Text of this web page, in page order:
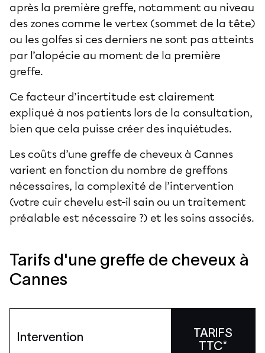
après la première greffe, notamment au niveau
des zones comme le vertex (sommet de la tête)
ou les golfes si ces derniers ne sont pas atteints
par l’alopécie au moment de la première
greffe.
Ce facteur d’incertitude est clairement
expliqué à nos patients lors de la consultation,
bien que cela puisse créer des inquiétudes.
Les coûts d’une greffe de cheveux à Cannes
varient en fonction du nombre de greffons
nécessaires, la complexité de l’intervention
(votre cuir chevelu est-il sain ou un traitement
préalable est nécessaire ?) et les soins associés.
Tarifs d'une greffe de cheveux à
Cannes
Intervention
TARIFS
TTC*